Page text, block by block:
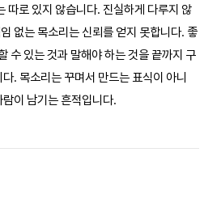
따로 있지 않습니다. 진실하게 다루지 않
없는 목소리는 신뢰를 얻지 못합니다. 좋
수 있는 것과 말해야 하는 것을 끝까지 구
. 목소리는 꾸며서 만드는 표식이 아니
이 남기는 흔적입니다.